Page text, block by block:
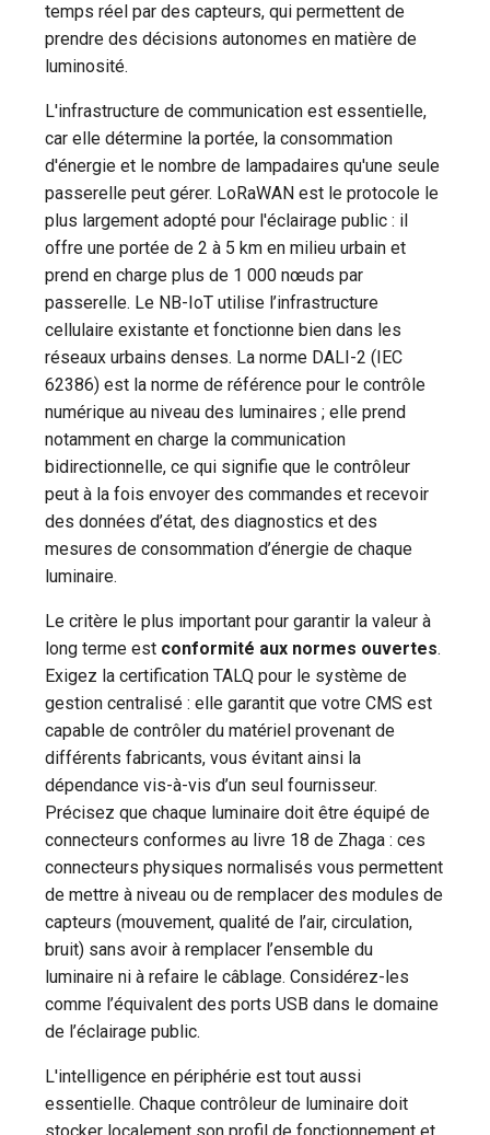
temps réel par des capteurs, qui permettent de
prendre des décisions autonomes en matière de
luminosité.
L'infrastructure de communication est essentielle,
car elle détermine la portée, la consommation
d'énergie et le nombre de lampadaires qu'une seule
passerelle peut gérer. LoRaWAN est le protocole le
plus largement adopté pour l'éclairage public : il
offre une portée de 2 à 5 km en milieu urbain et
prend en charge plus de 1 000 nœuds par
passerelle. Le NB-IoT utilise l’infrastructure
cellulaire existante et fonctionne bien dans les
réseaux urbains denses. La norme DALI-2 (IEC
62386) est la norme de référence pour le contrôle
numérique au niveau des luminaires ; elle prend
notamment en charge la communication
bidirectionnelle, ce qui signifie que le contrôleur
peut à la fois envoyer des commandes et recevoir
des données d’état, des diagnostics et des
mesures de consommation d’énergie de chaque
luminaire.
Le critère le plus important pour garantir la valeur à
long terme est conformité aux normes ouvertes.
Exigez la certification TALQ pour le système de
gestion centralisé : elle garantit que votre CMS est
capable de contrôler du matériel provenant de
différents fabricants, vous évitant ainsi la
dépendance vis-à-vis d’un seul fournisseur.
Précisez que chaque luminaire doit être équipé de
connecteurs conformes au livre 18 de Zhaga : ces
connecteurs physiques normalisés vous permettent
de mettre à niveau ou de remplacer des modules de
capteurs (mouvement, qualité de l’air, circulation,
bruit) sans avoir à remplacer l’ensemble du
luminaire ni à refaire le câblage. Considérez-les
comme l’équivalent des ports USB dans le domaine
de l’éclairage public.
L'intelligence en périphérie est tout aussi
essentielle. Chaque contrôleur de luminaire doit